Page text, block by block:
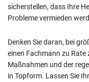
sicherstellen, dass Ihre
Probleme vermieden
Denken Sie daran, bei
einen Fachmann zu
Maßnahmen und der
in Topform. Lassen Sie